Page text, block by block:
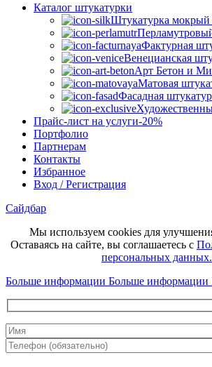
Каталог штукатурки
Штукатурка
Фактурная
Венецианская
Арт Бетон и
Матовая
Фасадная
Прайс-лист на услуги-20%
Портфолио
Партнерам
Контакты
Избранное
Вход / Регистрация
Сайдбар
Мы используем cookies для
Оставаясь на сайте, вы соглашаетесь с
персональных данных.
Больше информации Больше информации